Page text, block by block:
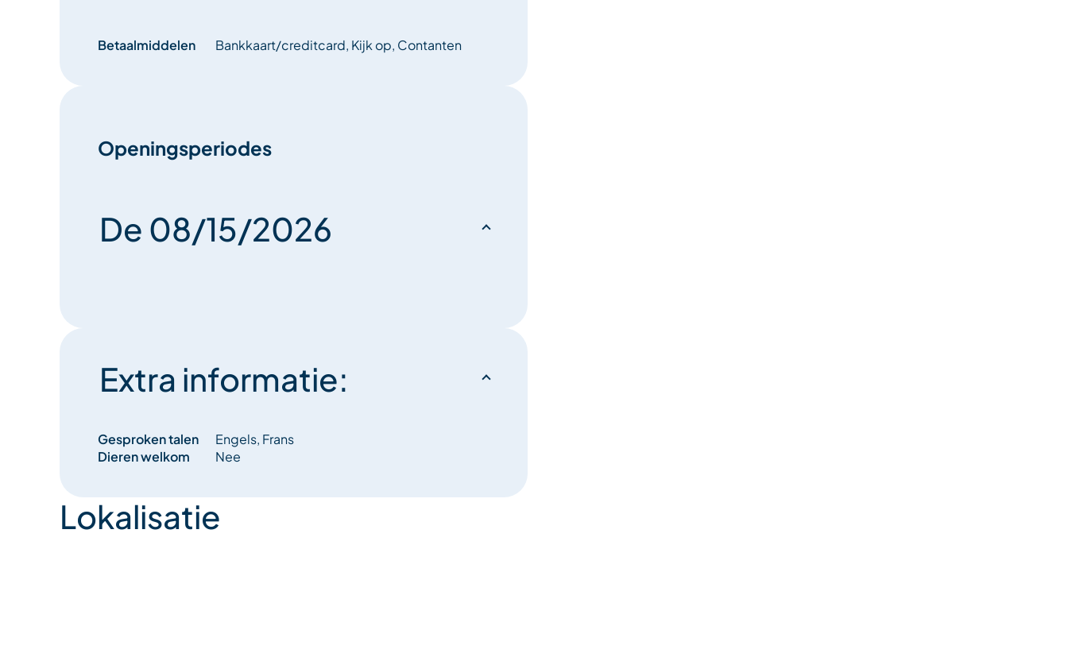
Betaalmiddelen Bankkaart/creditcard, Kijk op, Contanten
Openingsperiodes
De 08/15/2026
Extra informatie:
Gesproken talen
Engels, Frans
Dieren welkom
Nee
Lokalisatie